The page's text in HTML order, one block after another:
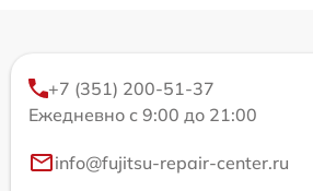
+7 (351) 200-51-37
Ежедневно с 9:00 до 21:00
info@fujitsu-repair-center.ru